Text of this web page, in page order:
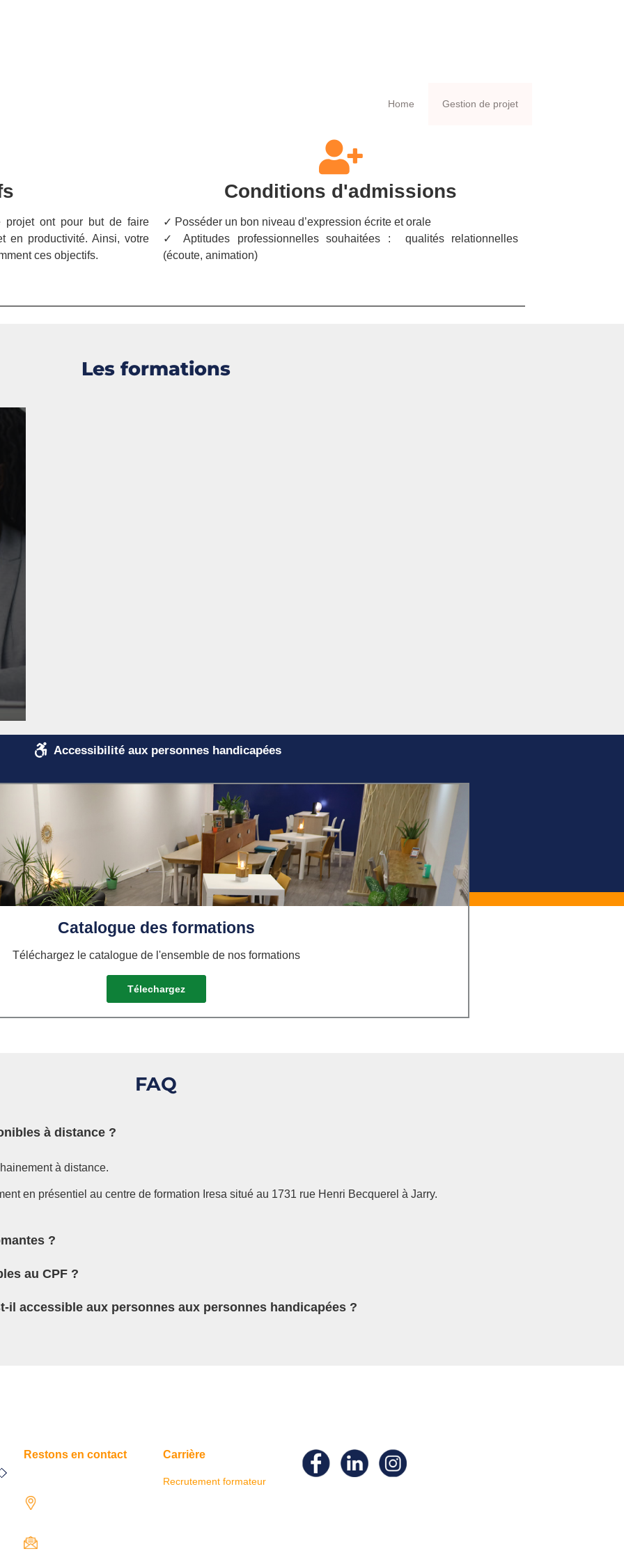
Home Gestion de projet
projet ont pour but de faire
en productivité. Ainsi, votre
ces objectifs.
Conditions d'admissions
✓ Posséder un bon niveau d’expression écrite et orale
✓ Aptitudes professionnelles souhaitées : qualités relationnelles
(écoute, animation)
Les formations
Accessibilité aux personnes handicapées
Catalogue des formations
Téléchargez le catalogue de l'ensemble de nos formations
Télechargez
FAQ
à distance ?
à distance.
en présentiel au centre de formation Iresa situé au 1731 rue Henri Becquerel à Jarry.
?
au CPF ?
il accessible aux personnes aux personnes handicapées ?
Restons en contact Carrière
Recrutement formateur